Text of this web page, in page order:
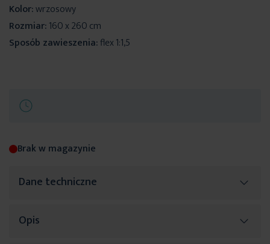
Kolor:wrzosowy
Rozmiar:160 x 260 cm
Sposób zawieszenia:flex 1:1,5
Brak w magazynie
Dane techniczne
Więcej
SKU
Opis